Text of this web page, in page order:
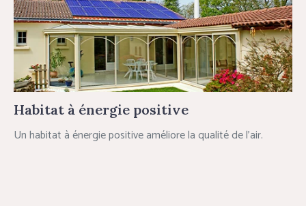
Habitat à énergie positive
Un habitat à énergie positive améliore la qualité de l’air.